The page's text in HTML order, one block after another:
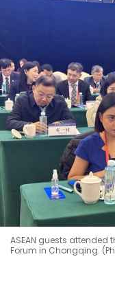
ASEAN guests attended
Forum in Chongqing.